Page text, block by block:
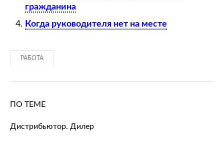
гражданина
Когда руководителя нет на месте
РАБОТА
ПО ТЕМЕ
Дистрибьютор. Дилер